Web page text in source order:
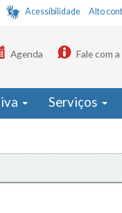
Acessibilidade Alto
Agenda Fale com
Serviços